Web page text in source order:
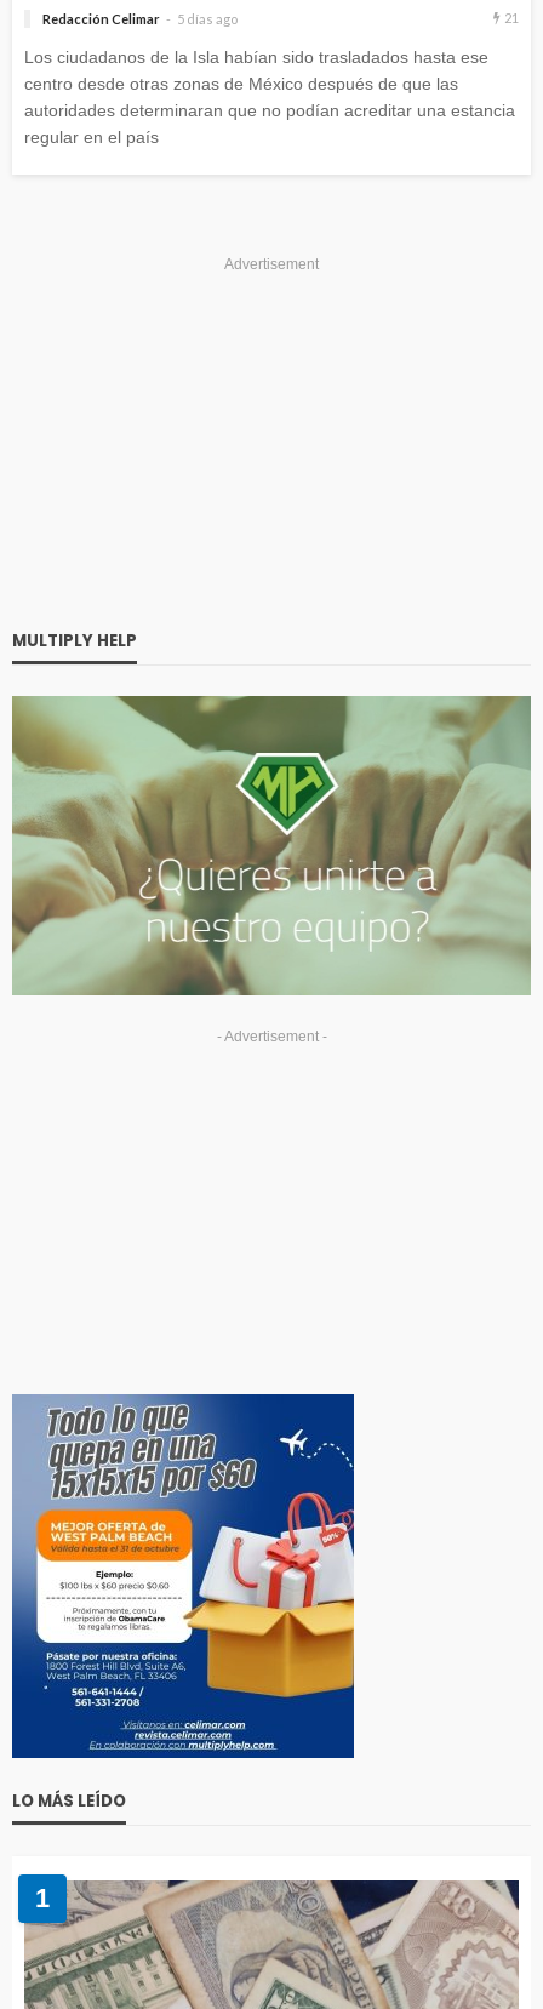
Redacción Celimar 5 días ago 21
Los ciudadanos de la Isla habían sido trasladados hasta ese
centro desde otras zonas de México después de que las
autoridades determinaran que no podían acreditar una estancia
regular en el país
Advertisement
MULTIPLY HELP
- Advertisement -
LO MÁS LEÍDO
1